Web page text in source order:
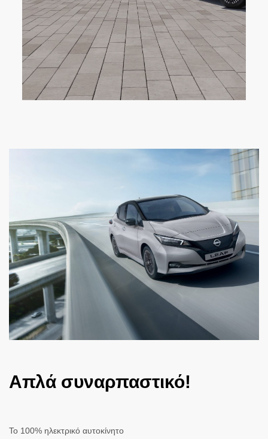
Απλά συναρπαστικό!
To 100% ηλεκτρικό αυτοκίνητο